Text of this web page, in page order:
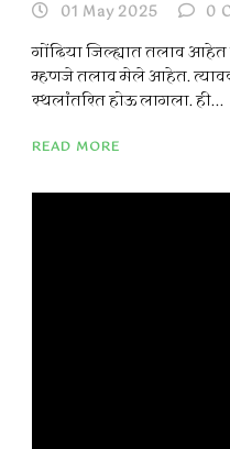
01 May 2025 0
गोंदिया जिल्ह्यात तलाव
म्हणजे तलाव मेले आहेत.
स्थलांतरित होऊ लागला. ही...
READ MORE